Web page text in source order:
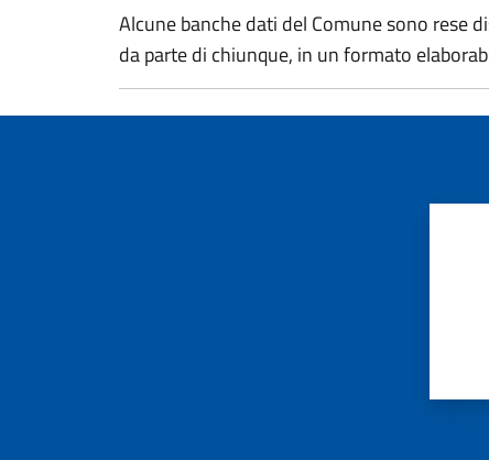
Alcune banche dati del Comune sono rese
da parte di chiunque, in un formato